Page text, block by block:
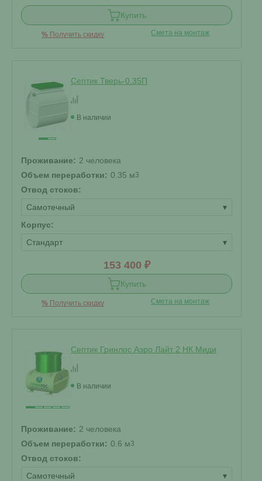
Купить
% Получить скидку Смета на монтаж
Септик Тверь-0,35П
В наличии
Проживание: 2 человека
Объем переработки: 0.35 м3
Отвод стоков:
Самотечный
▾
Корпус:
Стандарт
▾
153 400 ₽
Купить
% Получить скидку Смета на монтаж
Септик Гринлос Аэро Лайт 2 НК Миди
В наличии
Проживание: 2 человека
Объем переработки: 0.6 м3
Отвод стоков:
Самотечный
▾